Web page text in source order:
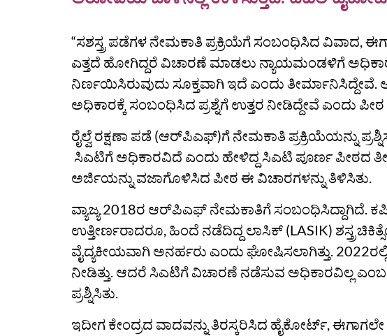
“ಸಶಸ್ತ್ರ ಪಡೆಗಳ ನೇಮಕಾತಿ ಪ್ರಕ್ರಿಯೆಗೆ ಸಂಬಂಧಿಸಿದ ವಿವಾದ,
ಎತ್ತದೆ ಹೋಗಿದ್ದರೆ ವಿಚಾರಣೆ ಮಾಡಲು ನ್ಯಾಯಮಂಡಳಿಗೆ
ನಿರ್ಣಯಿಸಿರುವುದು ಸೂಕ್ತವಾಗಿ ಇದೆ ಎಂದು
ಅಧಿಕಾರಕ್ಕೆ ಸಂಬಂಧಿಸಿದ ಪ್ರಶ್ನೆಗೆ ಉತ್ತರ ನೀಡಿದ್ದೇವೆ ಎಂದು
ರೈಲ್ವೆ ರಕ್ಷಣಾ ಪಡೆ (ಆರ್‌ಪಿಎಫ್)ಗೆ ನೇಮಕಾತಿ ಪ್ರಕ್ರಿಯೆಯನ್ನು
ಸಿಎಟಿಗೆ ಅಧಿಕಾರವಿದೆ ಎಂದು ಹೇಳಿದ್ದ ಸಿಎಟಿ ಪೂರ್ಣ ಪೀಠದ
ಅರ್ಜಿಯನ್ನು ವಜಾಗೊಳಿಸಿದ ಪೀಠ ಈ ವಿಚಾರಗಳನ್ನು ತಿಳಿಸಿತು.
ವ್ಯಾಜ್ಯ 2018ರ ಆರ್‌ಪಿಎಫ್ ನೇಮಕಾತಿಗೆ ಸಂಬಂಧಿಸಿದ್ದಾಗಿದೆ.
ಉತ್ತೀರ್ಣರಾದರೂ, ಹಿಂದೆ ನಡೆದಿದ್ದ ಲಾಸಿಕ್ (LASIK)
ವೈದ್ಯಕೀಯವಾಗಿ ಅನರ್ಹರು ಎಂದು ಘೋಷಿಸಲಾಗಿತ್ತು.
ನೀಡಿತ್ತು. ಆದರೆ ಸಿಎಟಿಗೆ ವಿಚಾರಣೆ ನಡೆಸುವ ಅಧಿಕಾರವಿಲ್ಲ ಎಂಬ
ಪ್ರಶ್ನಿಸಿತು.
ಇದೀಗ ಕೇಂದ್ರದ ವಾದವನ್ನು ತಿರಸ್ಕರಿಸಿದ ಹೈಕೋರ್ಟ್, ಈಗಾಗಲೇ